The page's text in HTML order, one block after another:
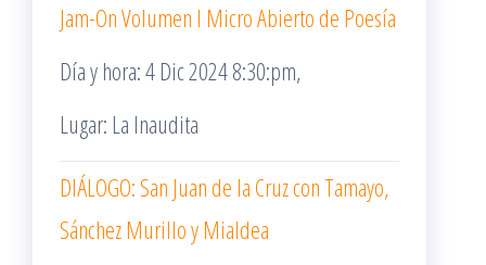
Jam-On Volumen I Micro Abierto de Poesía
Día y hora: 4 Dic 2024 8:30:pm,
Lugar: La Inaudita
DIÁLOGO: San Juan de la Cruz con Tamayo,
Sánchez Murillo y Mialdea